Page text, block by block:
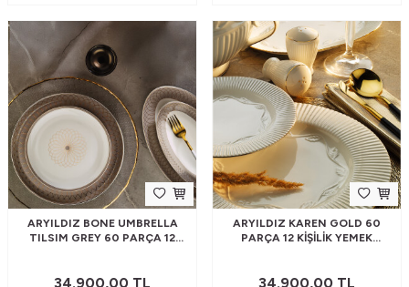
ARYILDIZ BONE UMBRELLA
TILSIM GREY 60 PARÇA 12
34.900,00 TL
ARYILDIZ KAREN GOLD 60
PARÇA 12 KIŞILIK YEMEK
34.900,00 TL